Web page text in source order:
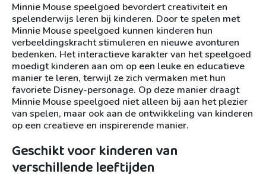
Minnie Mouse speelgoed bevordert creativiteit en
spelenderwijs leren bij kinderen. Door te spelen met
Minnie Mouse speelgoed kunnen kinderen hun
verbeeldingskracht stimuleren en nieuwe avonturen
bedenken. Het interactieve karakter van het speelgoed
moedigt kinderen aan om op een leuke en educatieve
manier te leren, terwijl ze zich vermaken met hun
favoriete Disney-personage. Op deze manier draagt
Minnie Mouse speelgoed niet alleen bij aan het plezier
van spelen, maar ook aan de ontwikkeling van kinderen
op een creatieve en inspirerende manier.
Geschikt voor kinderen van
verschillende leeftijden